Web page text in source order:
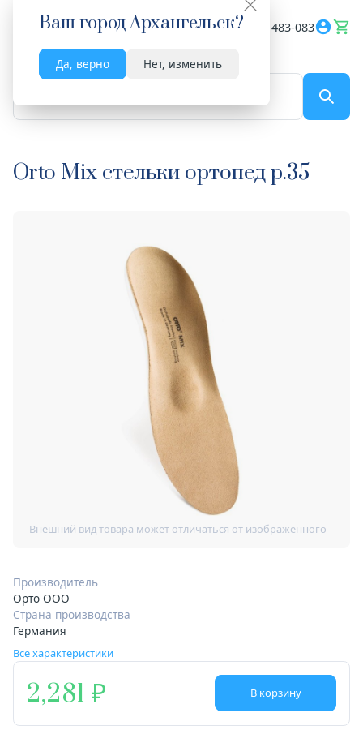
Ваш городАрхангельск?
Да, верно Нет, изменить
Весь сайт 8182 483-083
Orto Mix стельки ортопед р.35
Производитель
Орто ООО
Страна производства
Германия
Все характеристики
2,281 В корзину